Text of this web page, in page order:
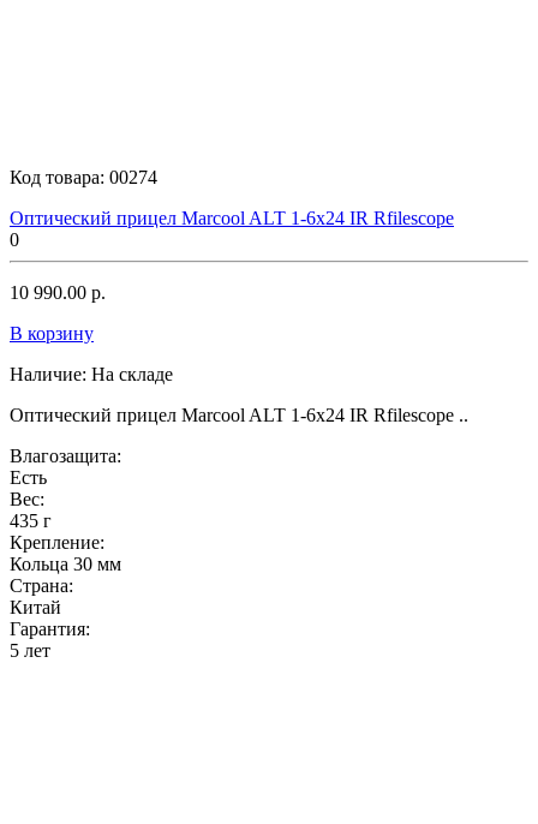
Код товара: 00274
Оптический прицел Marcool ALT 1-6x24 IR Rfilescope
0
10 990.00 р.
В корзину
Наличие: На складе
Оптический прицел Marcool ALT 1-6x24 IR Rfilescope ..
Влагозащита:
Есть
Вес:
435 г
Крепление:
Кольца 30 мм
Страна:
Китай
Гарантия:
5 лет